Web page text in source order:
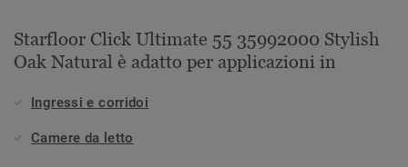
Starfloor Click Ultimate 55 35992000 Stylish
Oak Natural è adatto per applicazioni in
Ingressi e corridoi
Camere da letto